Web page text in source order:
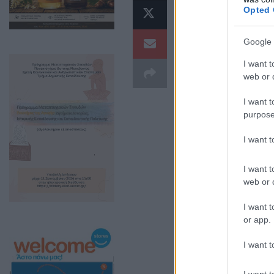
Opted
Google
I want
web or
I want
I want
I want
web or
I want
or app.
I want
και
Διακυβέρνησης.
Με τον τρόπο